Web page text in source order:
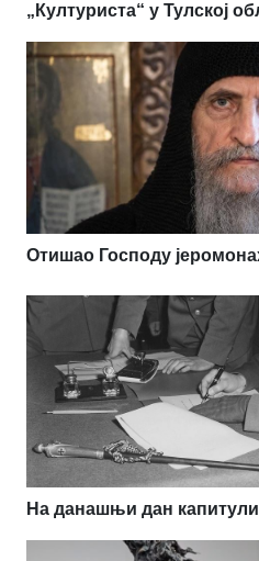
„Културиста“ у Тулској
Отишао Господу
На данашњи дан